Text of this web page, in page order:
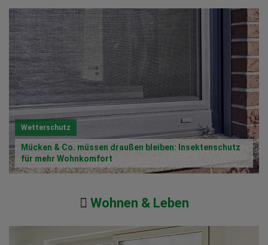
Wetterschutz
Mücken & Co. müssen draußen bleiben: Insektenschutz
für mehr Wohnkomfort
Wohnen & Leben